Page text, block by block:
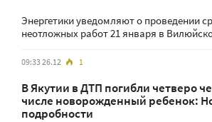
Энергетики уведомляют о проведении
неотложных работ 21 января в
09:33 26.12 1
В Якутии в ДТП погибли четверо
числе новорожденный ребенок:
подробности